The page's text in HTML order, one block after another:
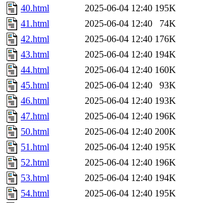
40.html
2025-06-04 12:40 195K
41.html
2025-06-04 12:40
74K
42.html
2025-06-04 12:40 176K
43.html
2025-06-04 12:40 194K
44.html
2025-06-04 12:40 160K
45.html
2025-06-04 12:40
93K
46.html
2025-06-04 12:40 193K
47.html
2025-06-04 12:40 196K
50.html
2025-06-04 12:40 200K
51.html
2025-06-04 12:40 195K
52.html
2025-06-04 12:40 196K
53.html
2025-06-04 12:40 194K
54.html
2025-06-04 12:40 195K